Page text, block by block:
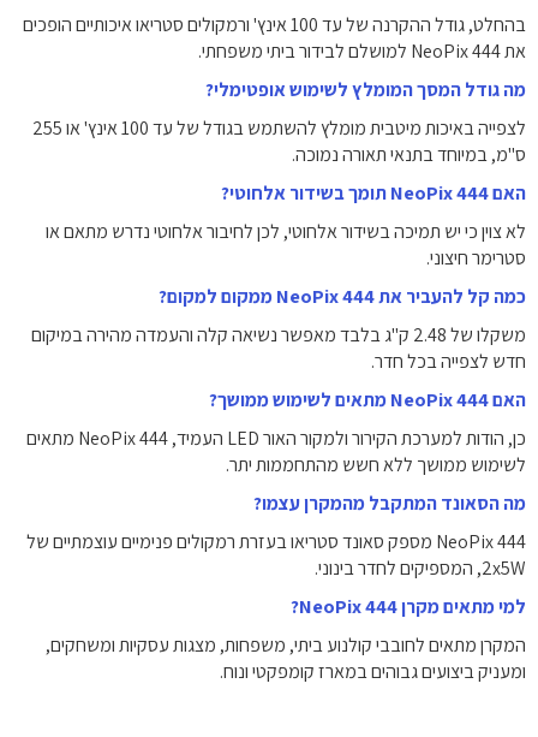
בהחלט, גודל ההקרנה של עד 100 אינץ' ורמקולים סטריאו איכותיים הופכים
את NeoPix 444 למושלם לבידור ביתי משפחתי.
מה גודל המסך המומלץ לשימוש אופטימלי?
לצפייה באיכות מיטבית מומלץ להשתמש בגודל של עד 100 אינץ' או 255
ס"מ, במיוחד בתנאי תאורה נמוכה.
האם NeoPix 444 תומך בשידור אלחוטי?
לא צוין כי יש תמיכה בשידור אלחוטי, לכן לחיבור אלחוטי נדרש מתאם או
סטרימר חיצוני.
כמה קל להעביר את NeoPix 444 ממקום למקום?
משקלו של 2.48 ק"ג בלבד מאפשר נשיאה קלה והעמדה מהירה במיקום
חדש לצפייה בכל חדר.
האם NeoPix 444 מתאים לשימוש ממושך?
כן, הודות למערכת הקירור ולמקור האור LED העמיד, NeoPix 444 מתאים
לשימוש ממושך ללא חשש מהתחממות יתר.
מה הסאונד המתקבל מהמקרן עצמו?
NeoPix 444 מספק סאונד סטריאו בעזרת רמקולים פנימיים עוצמתיים של
‎2x5W‎, המספיקים לחדר בינוני.
למי מתאים מקרן NeoPix 444?
המקרן מתאים לחובבי קולנוע ביתי, משפחות, מצגות עסקיות ומשחקים,
ומעניק ביצועים גבוהים במארז קומפקטי ונוח.